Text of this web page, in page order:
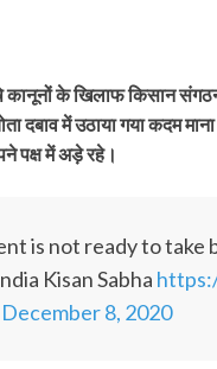
के खिलाफ किसान
दबाव में उठाया गया कदम
पक्ष में अड़े रहे।
is not ready to take
Kisan Sabha
December 8, 2020